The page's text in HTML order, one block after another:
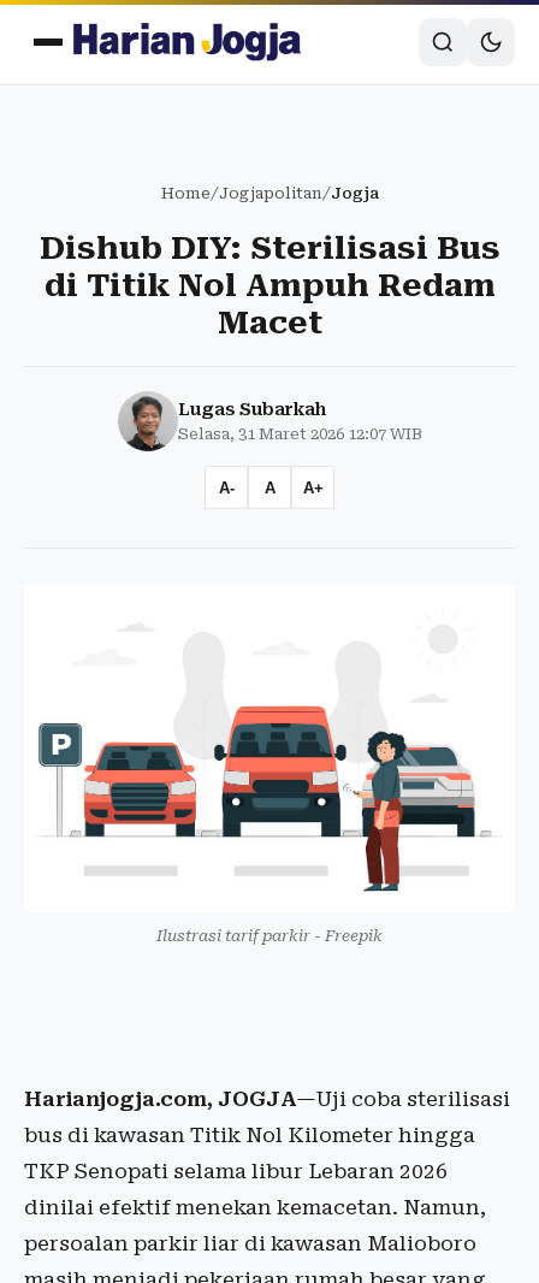
Home/Jogjapolitan/Jogja
Dishub DIY: Sterilisasi Bus
di Titik Nol Ampuh Redam
Macet
Lugas Subarkah
Selasa, 31 Maret 2026 12:07 WIB
A- A A+
Ilustrasi tarif parkir - Freepik
Harianjogja.com, JOGJA—Uji coba sterilisasi
bus di kawasan Titik Nol Kilometer hingga
TKP Senopati selama libur Lebaran 2026
dinilai efektif menekan kemacetan. Namun,
persoalan parkir liar di kawasan Malioboro